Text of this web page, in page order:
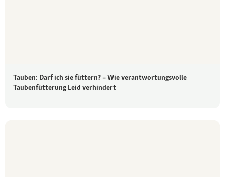
Tauben: Darf ich sie füttern? – Wie verantwortungsvolle
Taubenfütterung Leid verhindert